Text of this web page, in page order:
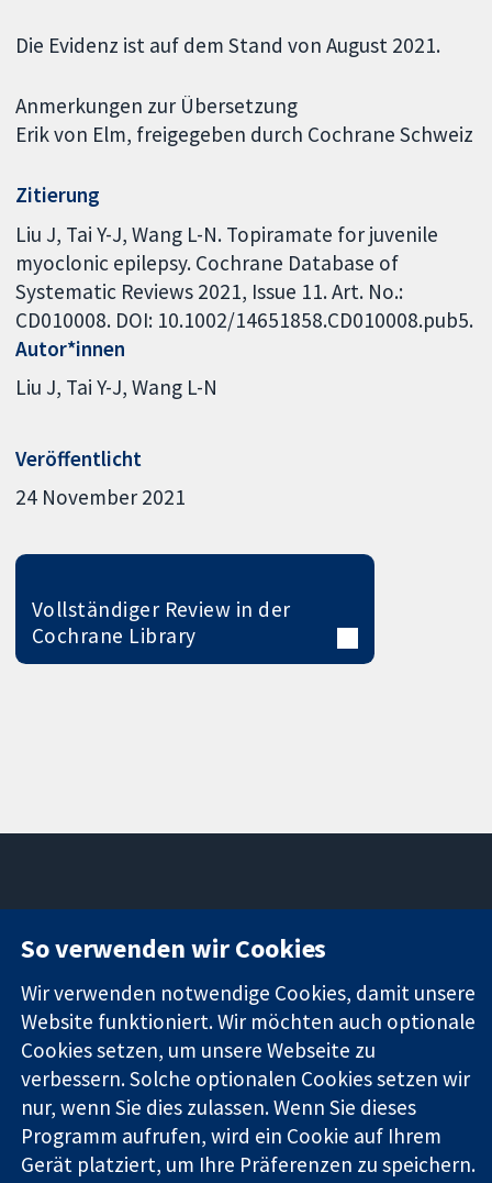
Die Evidenz ist auf dem Stand von August 2021.
Anmerkungen zur Übersetzung
Erik von Elm, freigegeben durch Cochrane Schweiz
Zitierung
Liu J, Tai Y-J, Wang L-N. Topiramate for juvenile
myoclonic epilepsy. Cochrane Database of
Systematic Reviews 2021, Issue 11. Art. No.:
CD010008. DOI: 10.1002/14651858.CD010008.pub5.
Autor*innen
Liu J Tai Y-J Wang L-N
Veröffentlicht
24 November 2021
Vollständiger Review in der
Cochrane Library
Evidenz
Informierte
Entscheidungen
Bessere
Square
W1G0AN
Vereinigtes
Königreich
Pressestelle
Über uns
Cochrane
Library
So verwenden wir Cookies
Wir verwenden notwendige Cookies, damit unsere
Website funktioniert. Wir möchten auch optionale
Cookies setzen, um unsere Webseite zu
verbessern. Solche optionalen Cookies setzen wir
nur, wenn Sie dies zulassen. Wenn Sie dieses
Programm aufrufen, wird ein Cookie auf Ihrem
Gerät platziert, um Ihre Präferenzen zu speichern.